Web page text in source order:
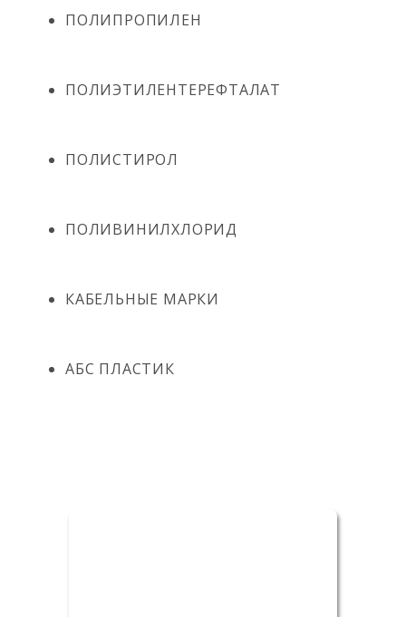
ПОЛИПРОПИЛЕН
ПОЛИЭТИЛЕНТЕРЕФТАЛАТ
ПОЛИСТИРОЛ
ПОЛИВИНИЛХЛОРИД
КАБЕЛЬНЫЕ МАРКИ
АБС ПЛАСТИК